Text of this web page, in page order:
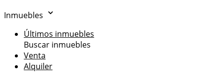
Inmuebles
Últimos inmuebles
Buscar inmuebles
Venta
Alquiler